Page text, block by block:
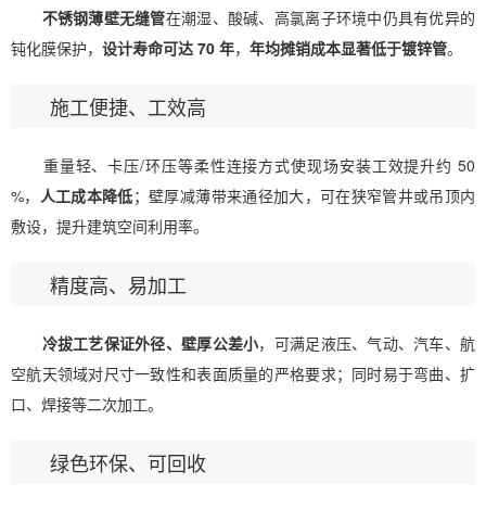
不锈钢薄壁无缝管在潮湿、酸碱、高氯离子环境中仍具有优异的
钝化膜保护， 设计寿命可达 70 年， 年均摊销成本显著低于镀锌管。
施工便捷、工效高
重量轻、卡压/环压等柔性连接方式使现场安装工效提升约 50
%， 人工成本降低；壁厚减薄带来通径加大，可在狭窄管井或吊顶内
敷设，提升建筑空间利用率。
精度高、易加工
冷拔工艺保证外径、壁厚公差小，可满足液压、气动、汽车、航
空航天领域对尺寸一致性和表面质量的严格要求；同时易于弯曲、扩
口、焊接等二次加工。
绿色环保、可回收